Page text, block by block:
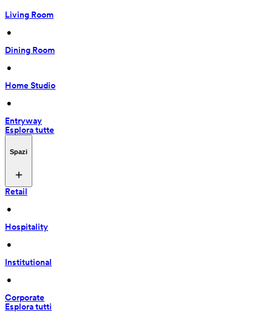
Living Room
•
Dining Room
•
Home Studio
•
Entryway
Esplora tutte
Spazi
Retail
•
Hospitality
•
Institutional
•
Corporate
Esplora tutti